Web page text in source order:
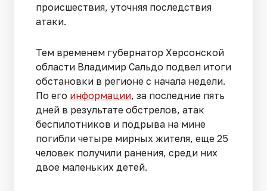
происшествия, уточняя последствия
атаки.
Тем временем губернатор Херсонской
области Владимир Сальдо подвел итоги
обстановки в регионе с начала недели.
По его информации, за последние пять
дней в результате обстрелов, атак
беспилотников и подрыва на мине
погибли четыре мирных жителя, еще 25
человек получили ранения, среди них
двое маленьких детей.